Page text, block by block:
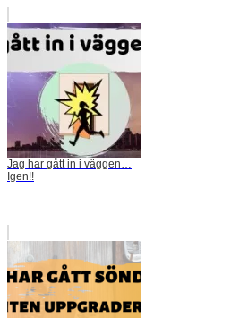
Jag har gått in i väggen…
Igen!!